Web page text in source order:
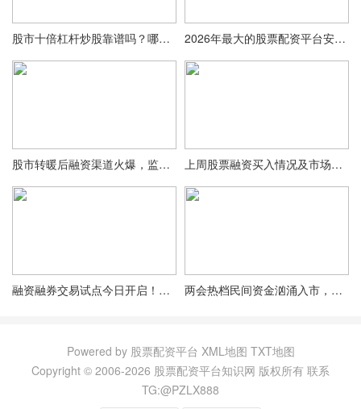
股市十倍杠杆炒股靠谱吗？哪个软件合适？且听我聊聊看法 2026年最大的股票配资平台安全吗？三家正规实盘制度对比
股市转暖后融资渠道火爆，监管加强将使杠杆牛市步入慢牛？ 上周股票融资买入情况及市场回顾，含新股申购与融券余额
融资融券交易试点今日开启！开户指南请查收，附详细步骤 两会热档民间资金汹涌入市，线上线下配资公司迎来新机遇
Powered by 股票配资平台 XML地图 TXT地图
Copyright © 2006-2026 股票配资平台知识网 版权所有 联系
TG:@PZLX888